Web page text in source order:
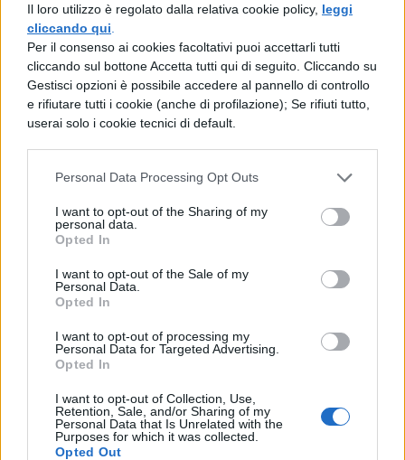
Il loro utilizzo è regolato dalla relativa cookie policy, leggi
cliccando qui
Per il consenso ai cookies facoltativi puoi accettarli tutti
cliccando sul bottone Accetta tutti qui di seguito. Cliccando su
Gestisci opzioni è possibile accedere al pannello di controllo
e rifiutare tutti i cookie (anche di profilazione); Se rifiuti tutto,
userai solo i cookie tecnici di default.
Personal Data Processing Opt Outs
I want to opt-out of the Sharing of my
personal data.
Opted In
I want to opt-out of the Sale of my
Personal Data.
Opted In
I want to opt-out of processing my
Personal Data for Targeted Advertising.
Opted In
I want to opt-out of Collection, Use,
Retention, Sale, and/or Sharing of my
Personal Data that Is Unrelated with the
Purposes for which it was collected.
Opted Out
De Biasi narra le vicende di Giada, una
ragazza seria, con la testa sulle spalle, ma
un pò bruttina, che, dando ripetizioni a
Riccardo, il bullo del corso, svogliato e
sfacciato, si innamora di lui e decide di
cambiare la sua immagine per farsi
accettare dal ragazzo che ama.
TI POTREBBE INTERESSARE
NEWS LIFESTYLE
Francia vieta i social ai
minori di 15 anni dal 1°